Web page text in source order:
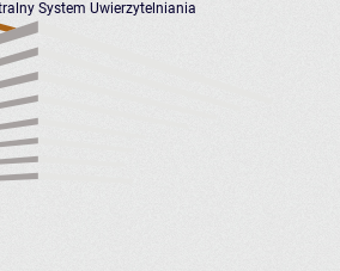
System Uwierzytelniania